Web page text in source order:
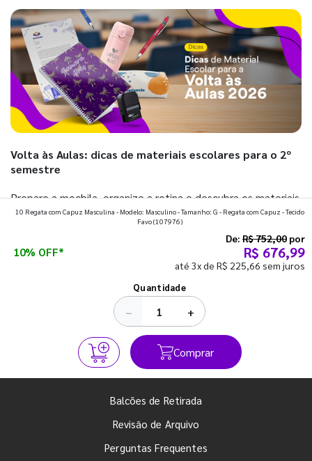
Volta às Aulas: dicas de materiais escolares para o 2º
semestre
Prepare a mochila, organize a rotina e descubra os materiais
que fazem toda diferença para começar o segundo
10 Regata com Capuz Masculina - Modelo: Masculino - Tamanho: G - Regata com Capuz - Tecido
Favo(107976)
10% OFF*
De: R$ 752,00 por
R$ 676,99
até 3x de R$ 225,66 sem juros
Quantidade
− +
Comprar
Balcões de Retirada
Revisão de Arquivo
Perguntas Frequentes